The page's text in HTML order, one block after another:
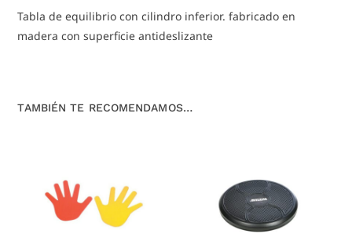
Tabla de equilibrio con cilindro inferior. fabricado en
madera con superficie antideslizante
TAMBIÉN TE RECOMENDAMOS…